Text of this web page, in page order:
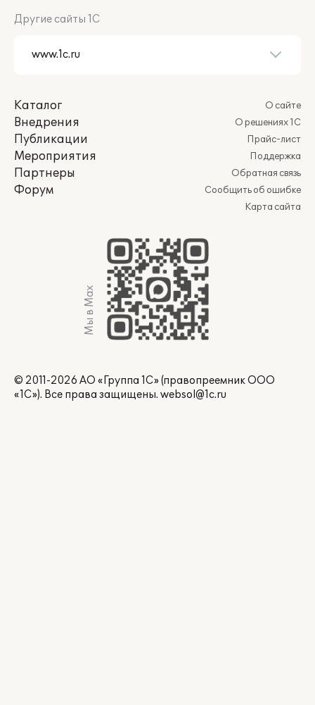
Другие сайты 1С
Каталог
Внедрения
Публикации
Мероприятия
Партнеры
Форум
О сайте
О решениях 1С
Прайс-лист
Поддержка
Обратная связь
Сообщить об ошибке
Карта сайта
Мы в Max
© 2011-2026 АО «Группа 1С» (правопреемник ООО
«1С»). Все права защищены. websol@1c.ru